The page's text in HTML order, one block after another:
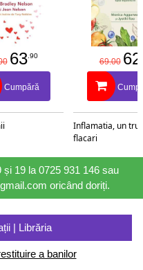
63 .90
Cumpără
69.00 62
Inflamatia, un
flacari
19 la 0725 931 146 sau
oricând doriți.
| Librăria
a banilor